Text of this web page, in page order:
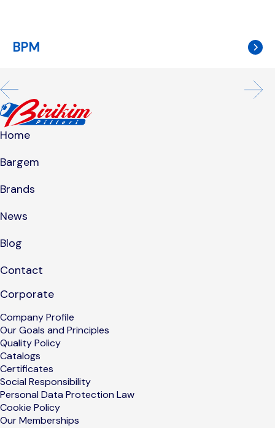
BPM
Home
Bargem
Brands
News
Blog
Contact
Corporate
Company Profile
Our Goals and Principles
Quality Policy
Catalogs
Certificates
Social Responsibility
Personal Data Protection Law
Cookie Policy
Our Memberships